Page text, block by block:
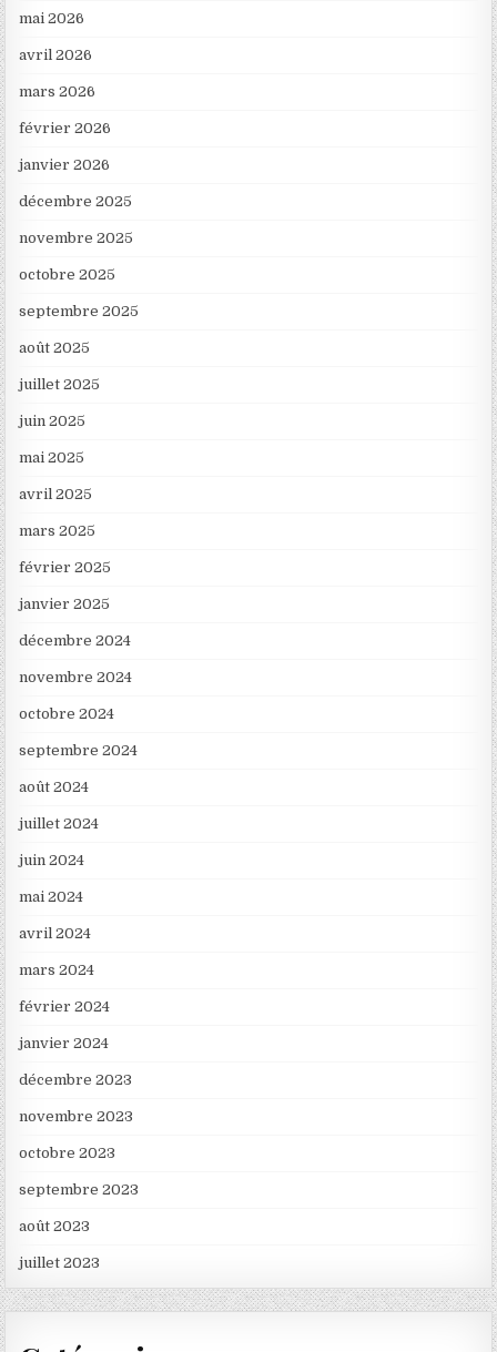
mai 2026
avril 2026
mars 2026
février 2026
janvier 2026
décembre 2025
novembre 2025
octobre 2025
septembre 2025
août 2025
juillet 2025
juin 2025
mai 2025
avril 2025
mars 2025
février 2025
janvier 2025
décembre 2024
novembre 2024
octobre 2024
septembre 2024
août 2024
juillet 2024
juin 2024
mai 2024
avril 2024
mars 2024
février 2024
janvier 2024
décembre 2023
novembre 2023
octobre 2023
septembre 2023
août 2023
juillet 2023